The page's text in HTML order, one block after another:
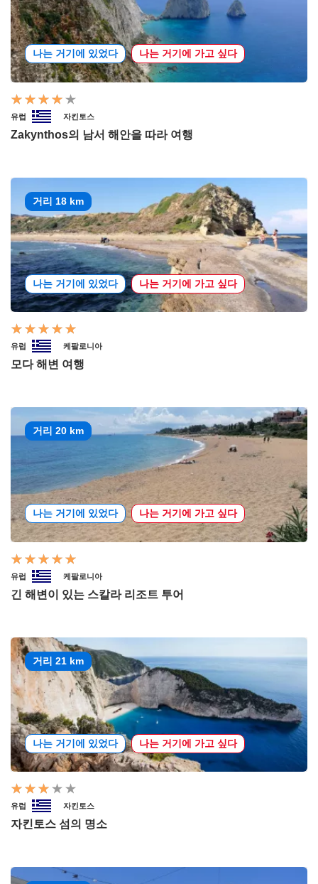
나는 거기에 있었다 나는 거기에 가고 싶다
유럽 자킨토스
Zakynthos의 남서 해안을 따라 여행
거리 18 km
나는 거기에 있었다 나는 거기에 가고 싶다
유럽 케팔로니아
모다 해변 여행
거리 20 km
나는 거기에 있었다 나는 거기에 가고 싶다
유럽 케팔로니아
긴 해변이 있는 스칼라 리조트 투어
거리 21 km
나는 거기에 있었다 나는 거기에 가고 싶다
유럽 자킨토스
자킨토스 섬의 명소